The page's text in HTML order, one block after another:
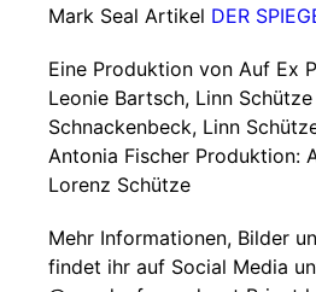
Mark Seal Artikel DER
Eine Produktion von Auf Ex
Leonie Bartsch, Linn
Schnackenbeck, Linn
Antonia Fischer Produktion:
Lorenz Schütze
Mehr Informationen, Bilder
findet ihr auf Social Media